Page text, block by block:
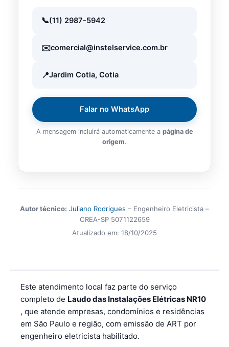
(11) 2987-5942
comercial@instelservice.com.br
Jardim Cotia, Cotia
Falar no WhatsApp
A mensagem incluirá automaticamente a página de
origem.
Autor técnico: Juliano Rodrigues – Engenheiro Eletricista –
CREA-SP 5071122659
Atualizado em: 18/10/2025
Este atendimento local faz parte do serviço
completo de Laudo das Instalações Elétricas NR10
, que atende empresas, condomínios e residências
em São Paulo e região, com emissão de ART por
engenheiro eletricista habilitado.